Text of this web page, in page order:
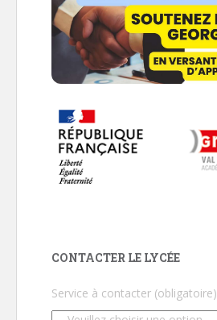
CONTACTER LE LYCÉE
Service à contacter (obligatoire)